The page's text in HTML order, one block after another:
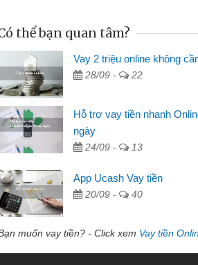
bạn
nhập
đã giải
Mai Lan -
Tôi
sinh viên
thấy thủ
Mất 2
cần có 2
được thôi.
thể bạn quan tâm?
Vay 2 triệu online không
28/09 - 22
Hỗ trợ vay tiền nhanh
ngày
24/09 - 13
App Ucash Vay tiền
20/09 - 40
muốn vay tiền? - Click xem Vay tiền